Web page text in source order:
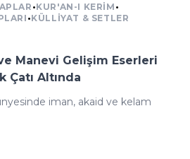
•KUR'AN-I KERIM •
•KÜLLIYAT & SETLER
Manevi Gelişim Eserleri
Çatı Altında
iman, akaid ve kelam